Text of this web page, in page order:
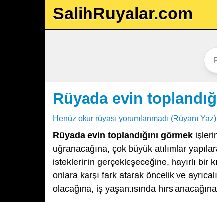
SalihRuyalar.com
Rüyada evin
Henüz okur rüyası yorumlanmadı (Rüyanı Yaz)
Rüyada evin toplandığını görmek
uğranacağına, çok büyük atılımlar
isteklerinin gerçekleşeceğine, hayırlı bir
onlara karşı fark atarak öncelik ve
olacağına, iş yaşantısında